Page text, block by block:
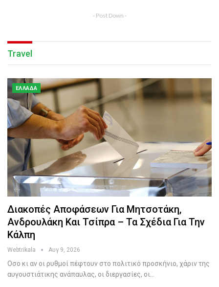
- Post Down -
Travel
ΕΛΛΆΔΑ
Διακοπές Αποφάσεων Για Μητσοτάκη,
Ανδρουλάκη Και Τσίπρα – Τα Σχέδια Για Την
Κάλπη
Webtrikala Αυγ 9, 2026
Οσο κι αν οι ρυθμοί πέφτουν στο πολιτικό προσκήνιο, χάριν της
αυγουστιάτικης ανάπαυλας, οι διεργασίες, οι…